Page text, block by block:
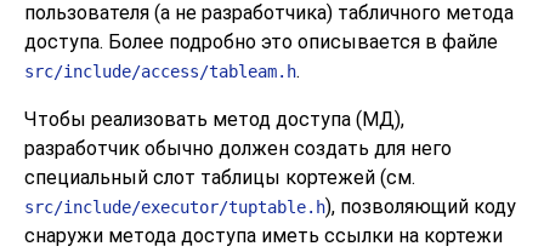
пользователя (а не разработчика) табличного метода
доступа. Более подробно это описывается в файле
src/include/access/tableam.h.
Чтобы реализовать метод доступа (МД),
разработчик обычно должен создать для него
специальный слот таблицы кортежей (см.
src/include/executor/tuptable.h), позволяющий коду
снаружи метода доступа иметь ссылки на кортежи